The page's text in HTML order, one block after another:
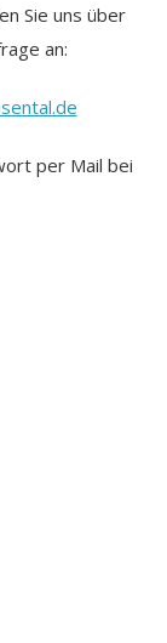
Sie uns über
an:
per Mail bei